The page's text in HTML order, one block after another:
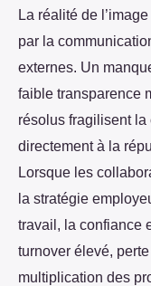
La réalité de
par la
externes. Un
faible transparence
résolus fragilisent
directement à la
Lorsque les
la stratégie
travail, la confiance
turnover élevé,
multiplication des